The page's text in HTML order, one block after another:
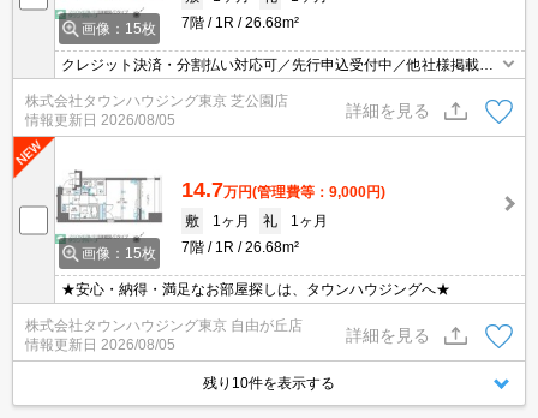
画像：15枚
7階
1R 26.68m²
クレジット決済・分割払い対応可／先行申込受付中／他社様掲載物
件もまとめてご案内可能／専任物件多数あり
株式会社タウンハウジング東京 芝公園店
情報更新日 2026/08/05
詳細を見る
画像：15枚
14.7万円(管理費等：9,000円)
敷
1ヶ月 礼
1ヶ月
7階
1R 26.68m²
★安心・納得・満足なお部屋探しは、タウンハウジングへ★
株式会社タウンハウジング東京 自由が丘店
情報更新日 2026/08/05
詳細を見る
残り10件を表示する